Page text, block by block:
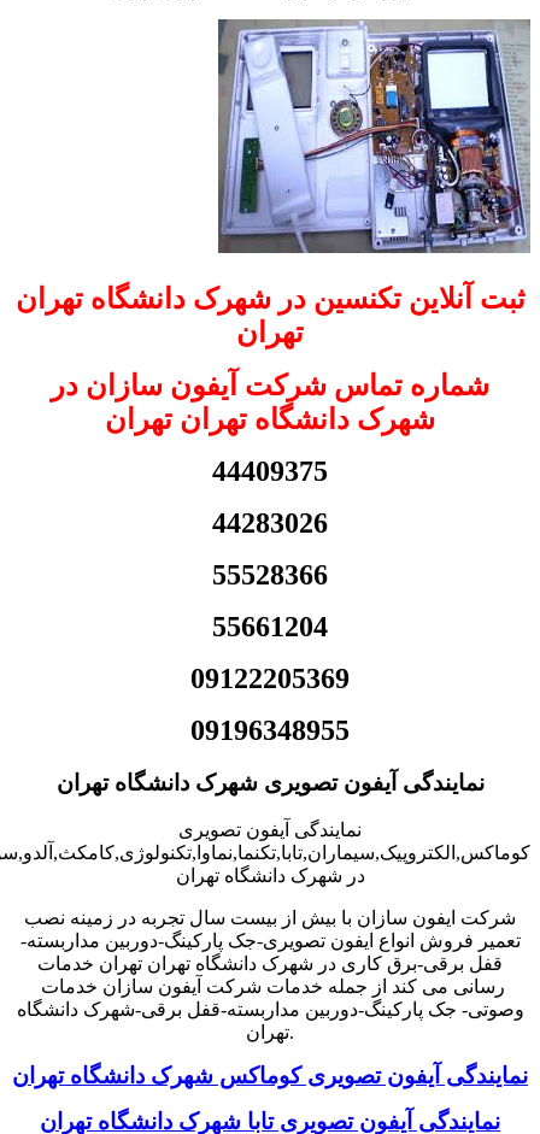
ثبت آنلاین تکنسین در شهرک دانشگاه تهران
تهران
شماره تماس شرکت آیفون سازان در
شهرک دانشگاه تهران تهران
44409375
44283026
55528366
55661204
09122205369
09196348955
نمایندگی آیفون تصویری شهرک دانشگاه تهران
نمایندگی آیفون تصویری
در شهرک دانشگاه تهران
شرکت ایفون سازان با بیش از بیست سال تجربه در زمینه نصب
تعمیر فروش انواع ایفون تصویری-جک پارکینگ-دوربین مداربسته-
قفل برقی-برق کاری در شهرک دانشگاه تهران تهران خدمات
رسانی می کند از جمله خدمات شرکت آیفون سازان خدمات
وصوتی- جک پارکینگ-دوربین مداربسته-قفل برقی-شهرک دانشگاه
.تهران
نمایندگی آیفون تصویری کوماکس شهرک دانشگاه تهران
نمایندگی آیفون تصویری تابا شهرک دانشگاه تهران